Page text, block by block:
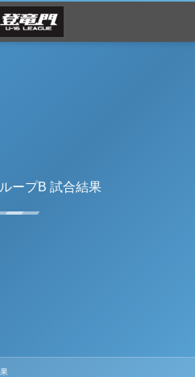
ープB 試合結果